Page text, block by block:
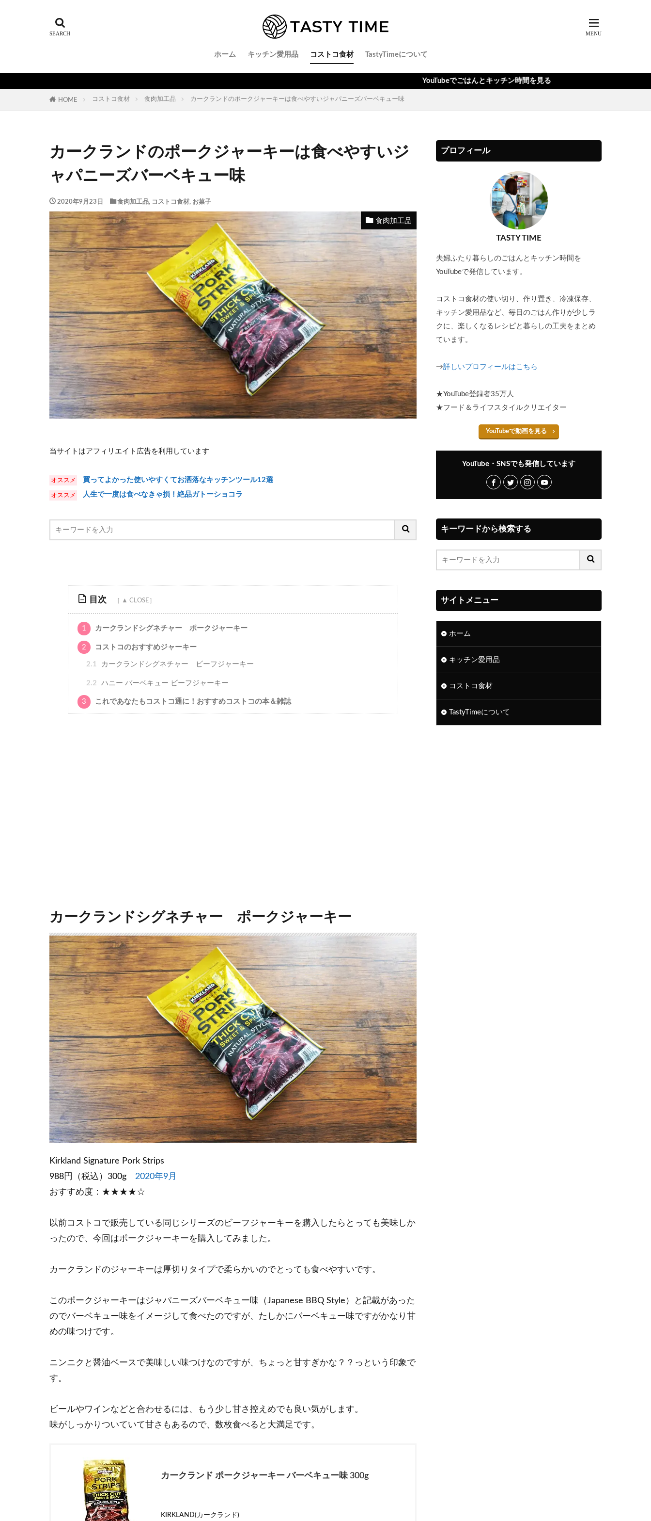
ホーム キッチン愛用品 コストコ食材 TastyTimeについて
YouTubeでごはんとキッチン時間を見る
HOME コストコ食材 食肉加工品 カークランドのポークジャーキーは食べやすいジャパニーズバーベキュー味
カークランドのポークジャーキーは食べやすいジ
ャパニーズバーベキュー味
2020年9月23日 食肉加工品, コストコ食材, お菓子
食肉加工品
当サイトはアフィリエイト広告を利用しています
買ってよかった使いやすくてお洒落なキッチンツール12選
人生で一度は食べなきゃ損！絶品ガトーショコラ
目次
1 カークランドシグネチャー ポークジャーキー
2 コストコのおすすめジャーキー
2.1 カークランドシグネチャー ビーフジャーキー
2.2 ハニー バーベキュー ビーフジャーキー
3 これであなたもコストコ通に！おすすめコストコの本＆雑誌
カークランドシグネチャー ポークジャーキー
Kirkland Signature Pork Strips
988円（税込）300g 2020年9月
おすすめ度：★★★★☆
以前コストコで販売している同じシリーズのビーフジャーキーを購入したらとっても美味しか
ったので、今回はポークジャーキーを購入してみました。
カークランドのジャーキーは厚切りタイプで柔らかいのでとっても食べやすいです。
このポークジャーキーはジャパニーズバーベキュー味（Japanese BBQ Style）と記載があった
のでバーベキュー味をイメージして食べたのですが、たしかにバーベキュー味ですがかなり甘
めの味つけです。
ニンニクと醤油ベースで美味しい味つけなのですが、ちょっと甘すぎかな？？っという印象で
す。
ビールやワインなどと合わせるには、もう少し甘さ控えめでも良い気がします。
味がしっかりついていて甘さもあるので、数枚食べると大満足です。
カークランド ポークジャーキー バーベキュー味 300g
KIRKLAND(カークランド)
プロフィール
TASTY TIME
夫婦ふたり暮らしのごはんとキッチン時間を
YouTubeで発信しています。
コストコ食材の使い切り、作り置き、冷凍保存、
キッチン愛用品など、毎日のごはん作りが少しラ
クに、楽しくなるレシピと暮らしの工夫をまとめ
ています。
→詳しいプロフィールはこちら
★YouTube登録者35万人
★フード＆ライフスタイルクリエイター
YouTubeで動画を見る
YouTube・SNSでも発信しています
キーワードから検索する
サイトメニュー
ホーム
キッチン愛用品
コストコ食材
TastyTimeについて